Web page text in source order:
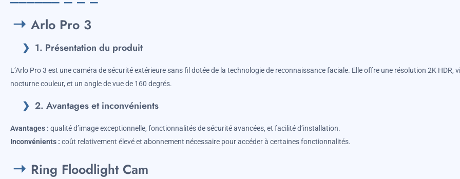
Arlo Pro 3
1. Présentation du produit
L’Arlo Pro 3 est une caméra de sécurité extérieure sans fil dotée de la technologie de reconnaissance faciale. Elle offre une résolution 2K HDR,
nocturne couleur, et un angle de vue de 160 degrés.
2. Avantages et inconvénients
Avantages : qualité d’image exceptionnelle, fonctionnalités de sécurité avancées, et facilité d’installation.
Inconvénients : coût relativement élevé et abonnement nécessaire pour accéder à certaines fonctionnalités.
Ring Floodlight Cam